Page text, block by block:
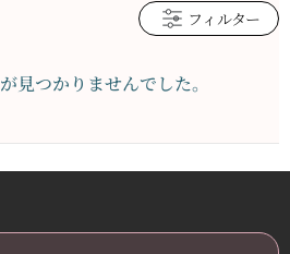
フィルター
見つかりませんでした。